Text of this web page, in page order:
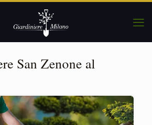
San Zenone al